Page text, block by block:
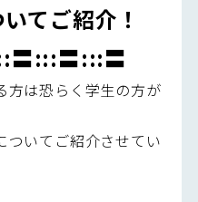
てご紹介！
〓:::〓:::〓
方は恐らく学生の方が
ついてご紹介させてい